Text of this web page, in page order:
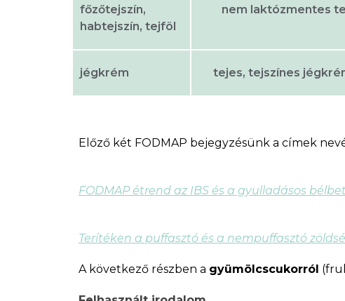
főzőtejszín,
habtejszín, tejföl
nem laktózmentes
jégkrém tejes, tejszínes
Előző két FODMAP bejegyzésünk a címek
FODMAP étrend az IBS és a gyulladásos
Terítéken a puffasztó és a nempuffasztó
A következő részben a gyümölcscukorról